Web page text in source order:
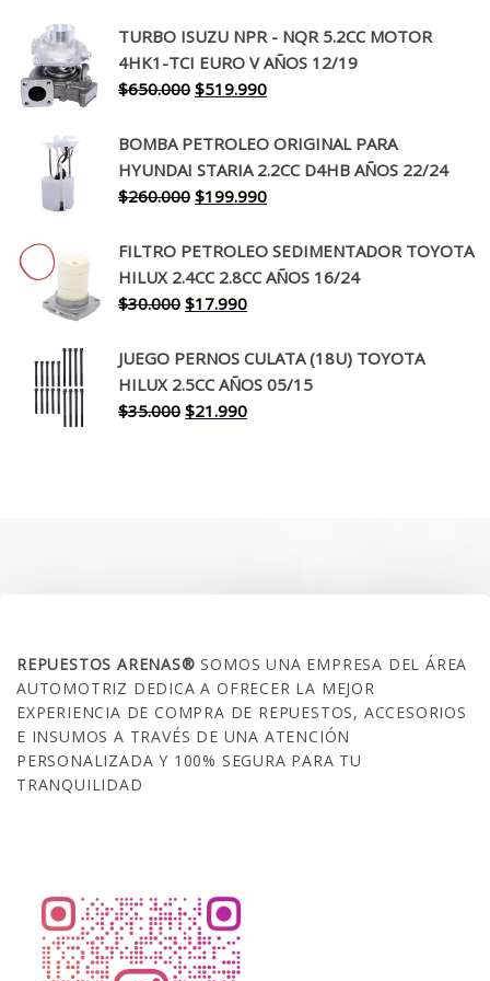
original
era:
$130.000.
actual
es:
$94.990.
TURBO ISUZU NPR - NQR 5.2CC MOTOR
4HK1-TCI EURO V AÑOS 12/19
$650.000 El
original
era:
$650.000.
$519.990El
actual
es:
$519.990.
BOMBA PETROLEO ORIGINAL PARA
HYUNDAI STARIA 2.2CC D4HB AÑOS 22/24
$260.000 El
original
era:
$260.000.
$199.990El
actual
es:
FILTRO PETROLEO SEDIMENTADOR TOYOTA
HILUX 2.4CC 2.8CC AÑOS 16/24
$30.000 El
original
era:
$30.000.
$17.990El
actual
es:
$17.990.
JUEGO PERNOS CULATA (18U) TOYOTA
HILUX 2.5CC AÑOS 05/15
$35.000 El
$21.990El
REPUESTOS ARENAS®SOMOS UNA EMPRESA DEL ÁREA
AUTOMOTRIZ DEDICA A OFRECER LA MEJOR
EXPERIENCIA DE COMPRA DE REPUESTOS, ACCESORIOS
E INSUMOS A TRAVÉS DE UNA ATENCIÓN
PERSONALIZADA Y 100% SEGURA PARA TU
TRANQUILIDAD